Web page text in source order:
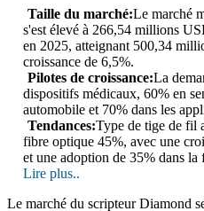
Taille du marché:Le marché
s'est élevé à 266,54 millions
en 2025, atteignant 500,34
croissance de 6,5%.
Pilotes de croissance:La
dispositifs médicaux, 60% en
automobile et 70% dans les
Tendances:Type de tige de fil
fibre optique 45%, avec une
et une adoption de 35% dans la
Lire plus..
Le marché du scripteur Diamond